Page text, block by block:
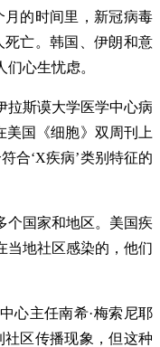
的时间里，新冠病毒
死亡。韩国、伊朗和意
心生忧虑。
拉斯谟大学医学中心病
美国《细胞》双周刊上
合‘X疾病’类别特征的
个国家和地区。美国疾
当地社区感染的，他们
心主任南希·梅索尼耶
社区传播现象，但这种